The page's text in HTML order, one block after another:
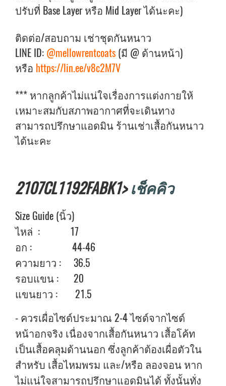
ปรับที่ Base Layer หรือ Mid Layer ได้นะคะ)
ติดต่อ/สอบถาม เช่าชุดกันหนาว
LINE ID: @mellowrentcoats (มี @ ด้านหน้า)
หรือ https://lin.ee/v8c2M7V
*** หากลูกค้าไม่แน่ใจเรื่องการแต่งกายให้
เหมาะสมกับสภาพอากาศที่จะเดินทาง
สามารถปรึกษาแอดมิน ร้านเช่าเสื้อกันหนาว
ได้นะคะ
2107CL1192FABK1>เช็คคิว
Size Guide (นิ้ว)
ไหล่ : 17
อก : 44-46
ความยาว : 36.5
รอบแขน : 20
แขนยาว : 21.5
- ควรเผื่อไซด์ประมาณ 2-4 ไซด์จากไซด์
หน้าอกจริง เนื่องจากเสื้อกันหนาว เสื้อโค้ท
เป็นเสื้อคลุมด้านนอก ซึ่งลูกค้าต้องเผื่อตัวใน
สำหรับ เสื้อไหมพรม และ/หรือ ลองจอน หาก
ไม่แน่ใจสามารถปรึกษาแอดมินได้ ทั้งนั้นทั่ง